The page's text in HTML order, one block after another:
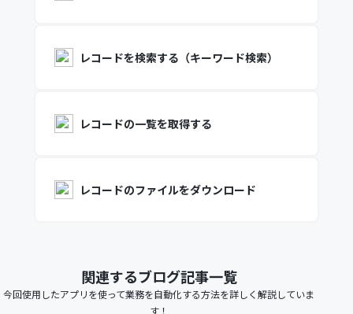
レコードを検索する（キーワード検索）
レコードの一覧を取得する
レコードのファイルをダウンロード
関連するブログ記事一覧
今回使用したアプリを使って業務を自動化する方法を詳しく解説していま
す！